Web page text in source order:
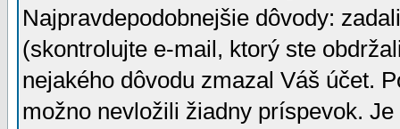
Najpravdepodobnejšie dôvody:
(skontrolujte e-mail, ktorý ste
nejakého dôvodu zmazal Váš účet.
možno nevložili žiadny príspevok.